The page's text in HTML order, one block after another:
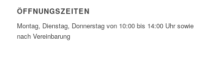
ÖFFNUNGSZEITEN
Montag, Dienstag, Donnerstag von 10:00 bis 14:00 Uhr sowie
nach Vereinbarung